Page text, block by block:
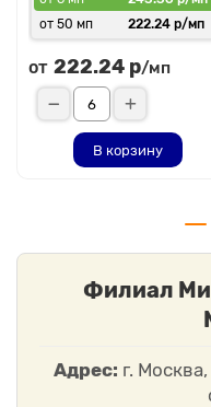
от 50 мп
222.24 р/мп
от 222.24 р/мп
В корзину
Филиал
Адрес: г.